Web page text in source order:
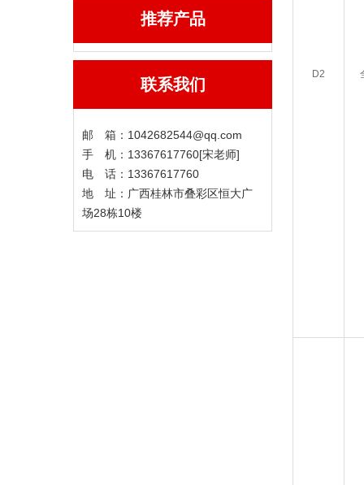
推荐产品
联系我们
邮 箱：1042682544@qq.com
手 机：13367617760[宋老师]
电 话：13367617760
地 址：广西桂林市叠彩区恒大广
场28栋10楼
D2